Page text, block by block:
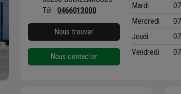
Tél : 0466013000
Nous trouver
Nous contacter
Mardi
Mercredi
Jeudi
Vendredi